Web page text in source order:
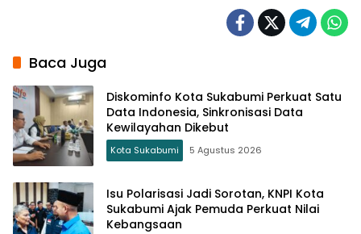
Baca Juga
Diskominfo Kota Sukabumi Perkuat Satu
Data Indonesia, Sinkronisasi Data
Kewilayahan Dikebut
Kota Sukabumi 5 Agustus 2026
Isu Polarisasi Jadi Sorotan, KNPI Kota
Sukabumi Ajak Pemuda Perkuat Nilai
Kebangsaan